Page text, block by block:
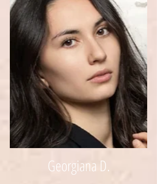
Georgiana D.